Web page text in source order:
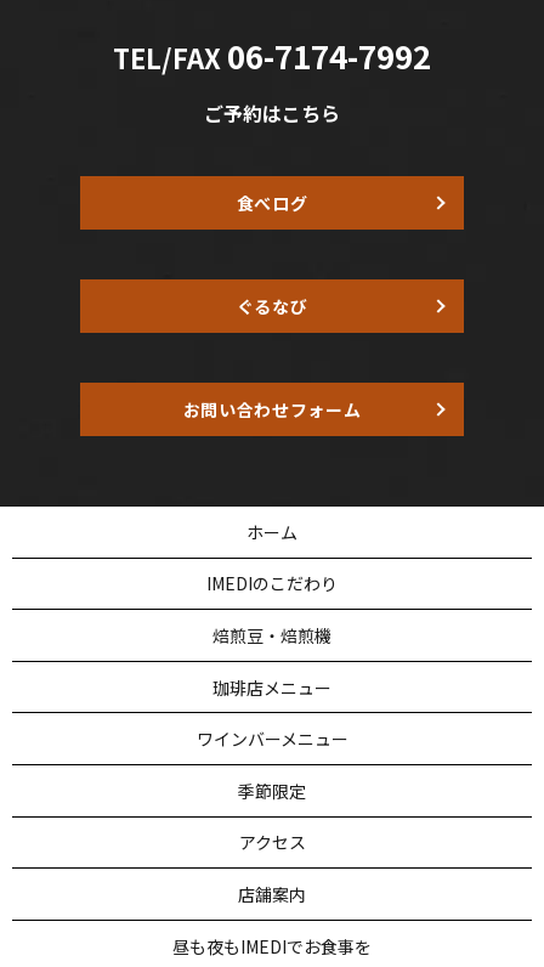
TEL/FAX 06-7174-7992
ご予約はこちら
食べログ
ぐるなび
お問い合わせフォーム
ホーム
IMEDIのこだわり
焙煎豆・焙煎機
珈琲店メニュー
ワインバーメニュー
季節限定
アクセス
店舗案内
昼も夜もIMEDIでお食事を